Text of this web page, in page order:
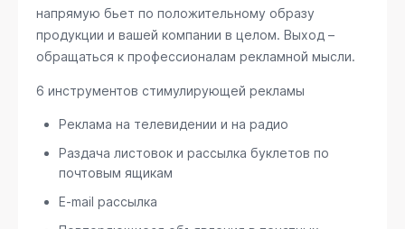
напрямую бьет по положительному образу
продукции и вашей компании в целом. Выход –
обращаться к профессионалам рекламной мысли.
6 инструментов стимулирующей рекламы
Реклама на телевидении и на радио
Раздача листовок и рассылка буклетов по
почтовым ящикам
E-mail рассылка